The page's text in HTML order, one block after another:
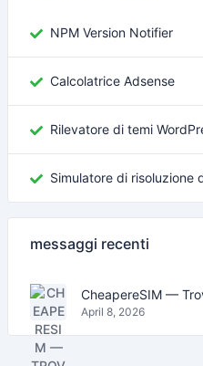
NPM Version Notifier
Calcolatrice Adsense
Rilevatore di temi
Simulatore di risoluzione
messaggi recenti
April 8, 2026